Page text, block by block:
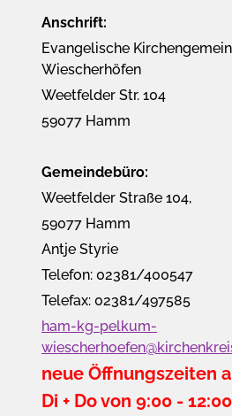
Anschrift:
Evangelische
Wiescherhöfen
Weetfelder Str. 104
59077 Hamm
Gemeindebüro:
Weetfelder Straße 104,
59077 Hamm
Antje Styrie
Telefon: 02381/400547
Telefax: 02381/497585
ham-kg-pelkum-
neue Öffnungszeiten
Di + Do von 9:00 -